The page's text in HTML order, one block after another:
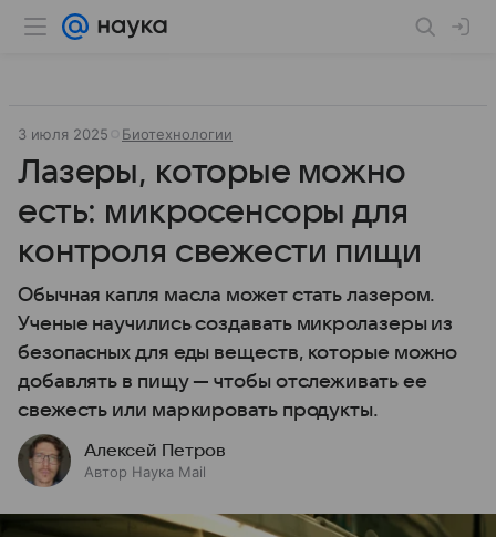
3 июля 2025 Биотехнологии
Лазеры, которые можно
есть: микросенсоры для
контроля свежести пищи
Обычная капля масла может стать лазером.
Ученые научились создавать микролазеры из
безопасных для еды веществ, которые можно
добавлять в пищу — чтобы отслеживать ее
свежесть или маркировать продукты.
Алексей Петров
Автор Наука Mail